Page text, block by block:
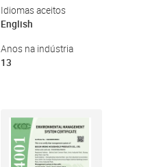
Idiomas aceitos
English
Anos na indústria
13